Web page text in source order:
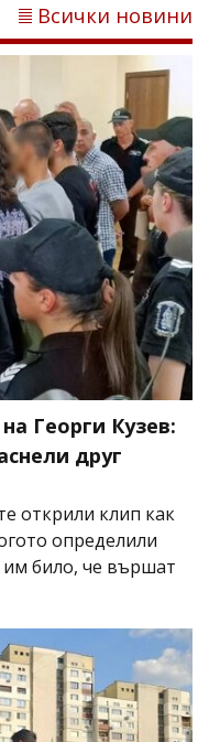
Всички новини
Георги Кузев:
друг
открили клип как
определили
им било, че вършат